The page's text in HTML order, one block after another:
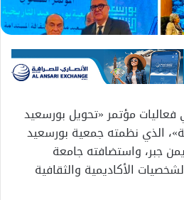
مؤتمر «تحويل بورسعيد
الذي نظمته جمعية بورسعيد
جبر، واستضافته جامعة
الأكاديمية والثقافية